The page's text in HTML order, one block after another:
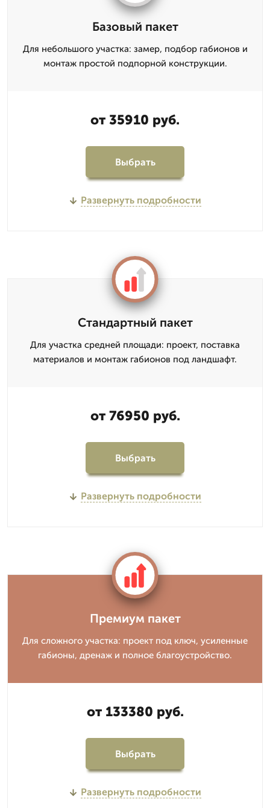
Базовый пакет
Для небольшого участка: замер, подбор габионов и
монтаж простой подпорной конструкции.
от 35910 руб.
Выбрать
Развернуть подробности
Стандартный пакет
Для участка средней площади: проект, поставка
материалов и монтаж габионов под ландшафт.
от 76950 руб.
Выбрать
Развернуть подробности
Премиум пакет
Для сложного участка: проект под ключ, усиленные
габионы, дренаж и полное благоустройство.
от 133380 руб.
Выбрать
Развернуть подробности